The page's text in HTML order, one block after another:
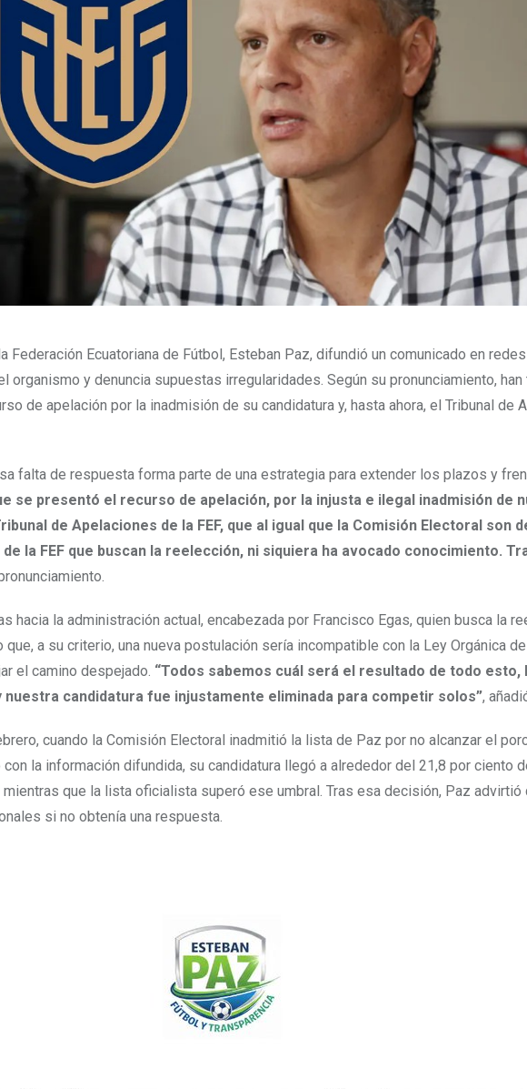
Federación Ecuatoriana de Fútbol, Esteban Paz, difundió un comunicado en
y denuncia supuestas irregularidades. Según su pronunciamiento, han
de apelación por la inadmisión de su candidatura y, hasta ahora, el Tribunal de
falta de respuesta forma parte de una estrategia para extender los plazos y
se presentó el recurso de apelación, por la injusta e ilegal inadmisión de
de Apelaciones de la FEF, que al igual que la Comisión Electoral son
la FEF que buscan la reelección, ni siquiera ha avocado conocimiento.
hacia la administración actual, encabezada por Francisco Egas, quien busca la
a su criterio, una nueva postulación sería incompatible con la Ley Orgánica
el camino despejado. “Todos sabemos cuál será el resultado de todo esto,
candidatura fue injustamente eliminada para competir solos”,
cuando la Comisión Electoral inadmitió la lista de Paz por no alcanzar el
la información difundida, su candidatura llegó a alrededor del 21,8 por ciento
que la lista oficialista superó ese umbral. Tras esa decisión, Paz advirtió
si no obtenía una respuesta.